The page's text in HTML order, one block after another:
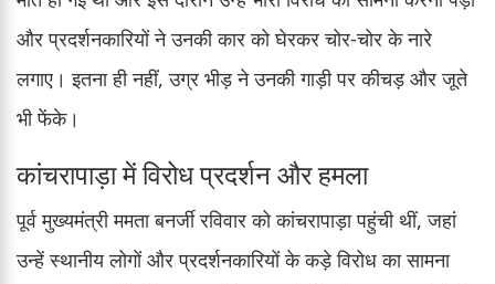
और प्रदर्शनकारियों ने उनकी कार को घेरकर चोर-चोर के नारे
लगाए। इतना ही नहीं, उग्र भीड़ ने उनकी गाड़ी पर कीचड़ और जूते
भी फेंके।
कांचरापाड़ा में विरोध प्रदर्शन और हमला
पूर्व मुख्यमंत्री ममता बनर्जी रविवार को कांचरापाड़ा पहुंची थीं, जहां
उन्हें स्थानीय लोगों और प्रदर्शनकारियों के कड़े विरोध का सामना